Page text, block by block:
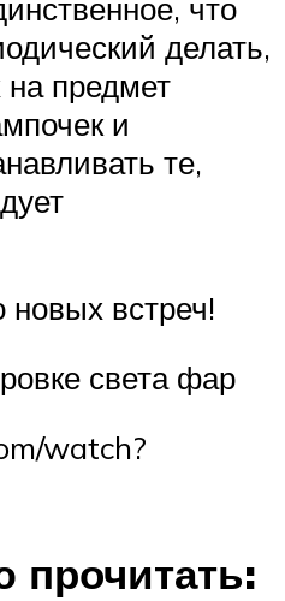
что
делать,
на предмет
и
те,
встреч!
света фар
watch?
прочитать: